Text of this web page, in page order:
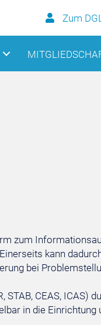
Zum
zum
kann
bei
CEAS, ICAS)
in die Einrichtung